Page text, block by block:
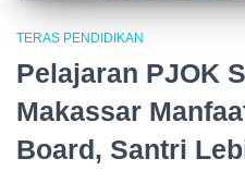
TERAS PENDIDIKAN
Pelajaran PJOK
Makassar
Board, Santri